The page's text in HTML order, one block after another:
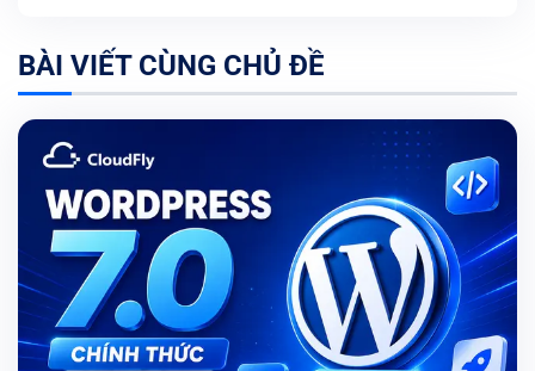
BÀI VIẾT CÙNG CHỦ ĐỀ